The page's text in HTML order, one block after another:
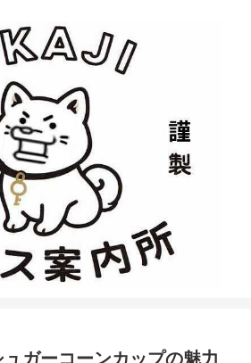
ガーコーンカップの魅力